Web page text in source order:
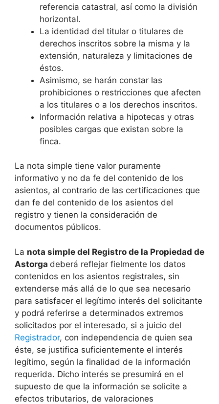
referencia catastral, así como la división
horizontal.
La identidad del titular o titulares de
derechos inscritos sobre la misma y la
extensión, naturaleza y limitaciones de
éstos.
Asimismo, se harán constar las
prohibiciones o restricciones que afecten
a los titulares o a los derechos inscritos.
Información relativa a hipotecas y otras
posibles cargas que existan sobre la
finca.
La nota simple tiene valor puramente
informativo y no da fe del contenido de los
asientos, al contrario de las certificaciones que
dan fe del contenido de los asientos del
registro y tienen la consideración de
documentos públicos.
La nota simple del Registro de la Propiedad de
Astorga deberá reflejar fielmente los datos
contenidos en los asientos registrales, sin
extenderse más allá de lo que sea necesario
para satisfacer el legítimo interés del solicitante
y podrá referirse a determinados extremos
solicitados por el interesado, si a juicio del
Registrador, con independencia de quien sea
éste, se justifica suficientemente el interés
legítimo, según la finalidad de la información
requerida. Dicho interés se presumirá en el
supuesto de que la información se solicite a
efectos tributarios, de valoraciones